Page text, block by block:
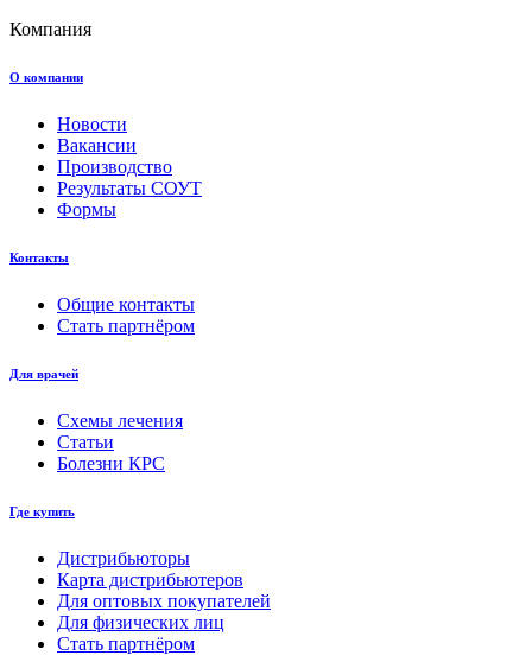
Компания
О компании
Новости
Вакансии
Производство
Результаты СОУТ
Формы
Контакты
Общие контакты
Стать партнёром
Для врачей
Схемы лечения
Статьи
Болезни КРС
Где купить
Дистрибьюторы
Карта дистрибьютеров
Для оптовых покупателей
Для физических лиц
Стать партнёром